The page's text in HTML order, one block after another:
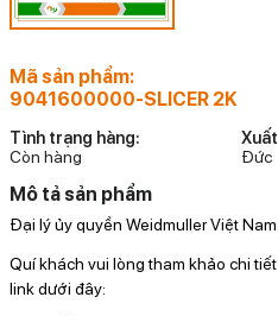
Mã sản phẩm:
9041600000-SLICER 2K
Tình trạng hàng:
Còn hàng
Đức
Mô tả sản phẩm
Đại lý ủy quyền Weidmuller Việt
Quí khách vui lòng tham khảo chi
link dưới đây: